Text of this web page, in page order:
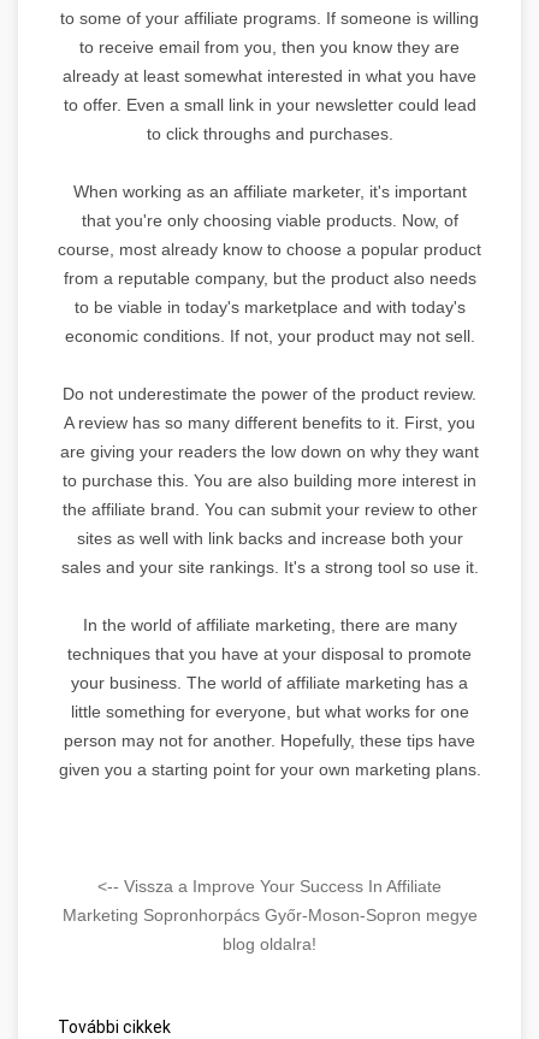
to some of your affiliate programs. If someone is willing
to receive email from you, then you know they are
already at least somewhat interested in what you have
to offer. Even a small link in your newsletter could lead
to click throughs and purchases.
When working as an affiliate marketer, it's important
that you're only choosing viable products. Now, of
course, most already know to choose a popular product
from a reputable company, but the product also needs
to be viable in today's marketplace and with today's
economic conditions. If not, your product may not sell.
Do not underestimate the power of the product review.
A review has so many different benefits to it. First, you
are giving your readers the low down on why they want
to purchase this. You are also building more interest in
the affiliate brand. You can submit your review to other
sites as well with link backs and increase both your
sales and your site rankings. It's a strong tool so use it.
In the world of affiliate marketing, there are many
techniques that you have at your disposal to promote
your business. The world of affiliate marketing has a
little something for everyone, but what works for one
person may not for another. Hopefully, these tips have
given you a starting point for your own marketing plans.
<-- Vissza a Improve Your Success In Affiliate
Marketing Sopronhorpács Győr-Moson-Sopron megye
blog oldalra!
További cikkek